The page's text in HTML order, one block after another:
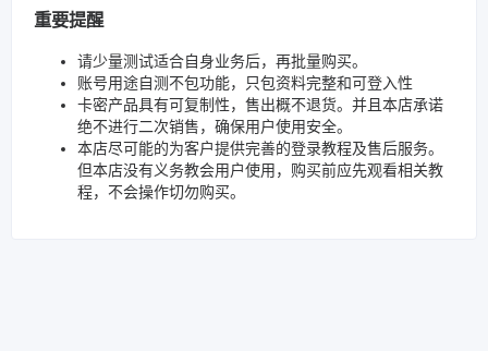
重要提醒
请少量测试适合自身业务后，再批量购买。
账号用途自测不包功能，只包资料完整和可登入性
卡密产品具有可复制性，售出概不退货。并且本店承诺
绝不进行二次销售，确保用户使用安全。
本店尽可能的为客户提供完善的登录教程及售后服务。
但本店没有义务教会用户使用，购买前应先观看相关教
程，不会操作切勿购买。